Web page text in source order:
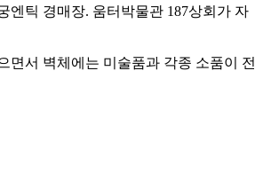
엔틱 경매장. 움터박물관 187상회가 자
면서 벽체에는 미술품과 각종 소품이 전